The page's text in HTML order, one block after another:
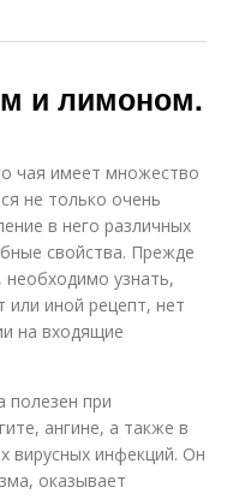
и лимоном.
чая имеет множество
не только очень
в него различных
свойства. Прежде
необходимо узнать,
или иной рецепт, нет
на входящие
полезен при
ангине, а также в
вирусных инфекций. Он
оказывает